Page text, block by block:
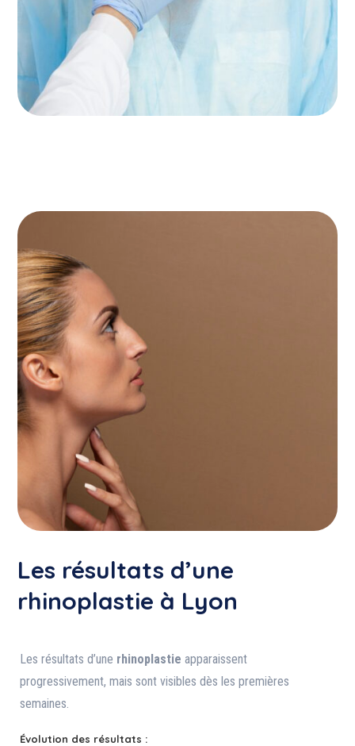
Les résultats d’une
rhinoplastie à Lyon
Les résultats d’une rhinoplastie apparaissent
progressivement, mais sont visibles dès les premières
semaines.
Évolution des résultats :